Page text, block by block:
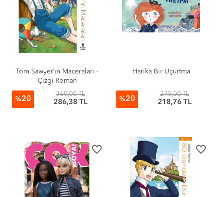
Tom Sawyer’ın Maceraları -
Çizgi Roman
%20
360,00 TL
286,38 TL
Harika Bir Uçurtma
%20
275,00 TL
218,76 TL
favorite_border favorite_border